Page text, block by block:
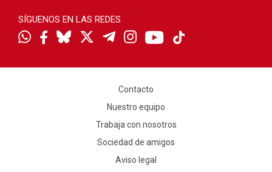
SÍGUENOS EN LAS REDES
Contacto
Nuestro equipo
Trabaja con nosotros
Sociedad de amigos
Aviso legal